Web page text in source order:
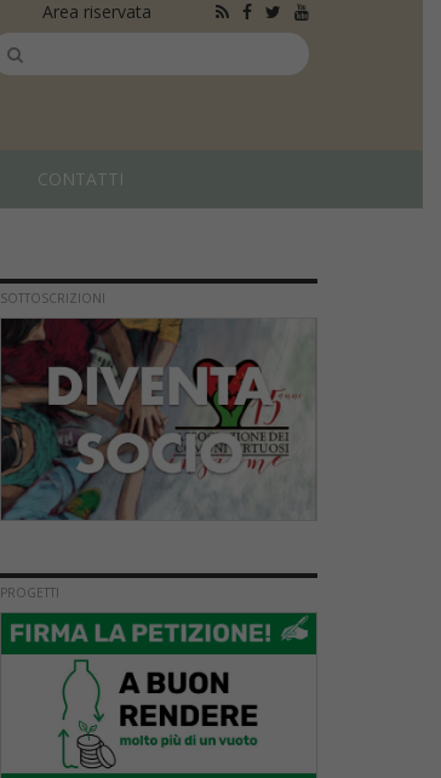
Area riservata
CONTATTI
SOTTOSCRIZIONI
PROGETTI